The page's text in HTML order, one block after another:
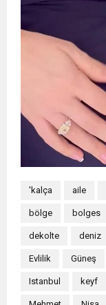
'kalça aile
bölge bolges
dekolte deniz
Evlilik Güneş
Istanbul keyf